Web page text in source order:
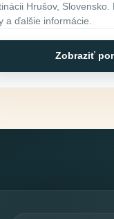
Hrušov, Slovensko.
a ďalšie informácie.
Zobraziť